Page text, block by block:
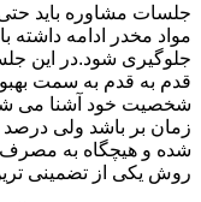
جلسات مشاوره باید
مواد مخدر ادامه داشته
جلوگیری شود.در این
قدم به قدم به سمت
شخصیت خود آشنا می
زمان بر باشد ولی درصد
شده و هیچگاه به مصرف
روش یکی از تضمینی